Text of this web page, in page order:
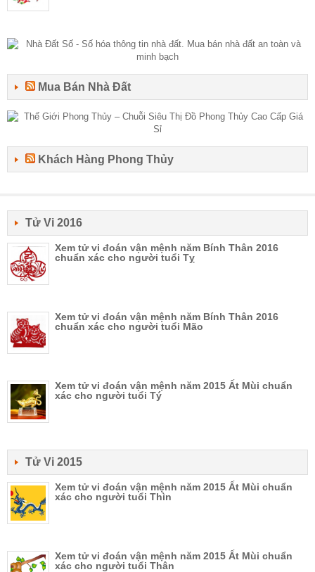
Mua Bán Nhà Đất
Khách Hàng Phong Thủy
Tử Vi 2016
Xem tử vi đoán vận mệnh năm Bính Thân 2016
chuẩn xác cho người tuổi Tỵ
Xem tử vi đoán vận mệnh năm Bính Thân 2016
chuẩn xác cho người tuổi Mão
Xem tử vi đoán vận mệnh năm 2015 Ất Mùi chuẩn
xác cho người tuổi Tý
Tử Vi 2015
Xem tử vi đoán vận mệnh năm 2015 Ất Mùi chuẩn
xác cho người tuổi Thìn
Xem tử vi đoán vận mệnh năm 2015 Ất Mùi chuẩn
xác cho người tuổi Thân